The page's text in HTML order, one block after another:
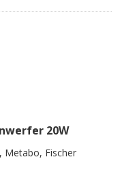
20W
Metabo, Fischer